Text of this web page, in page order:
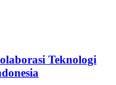
Teknologi